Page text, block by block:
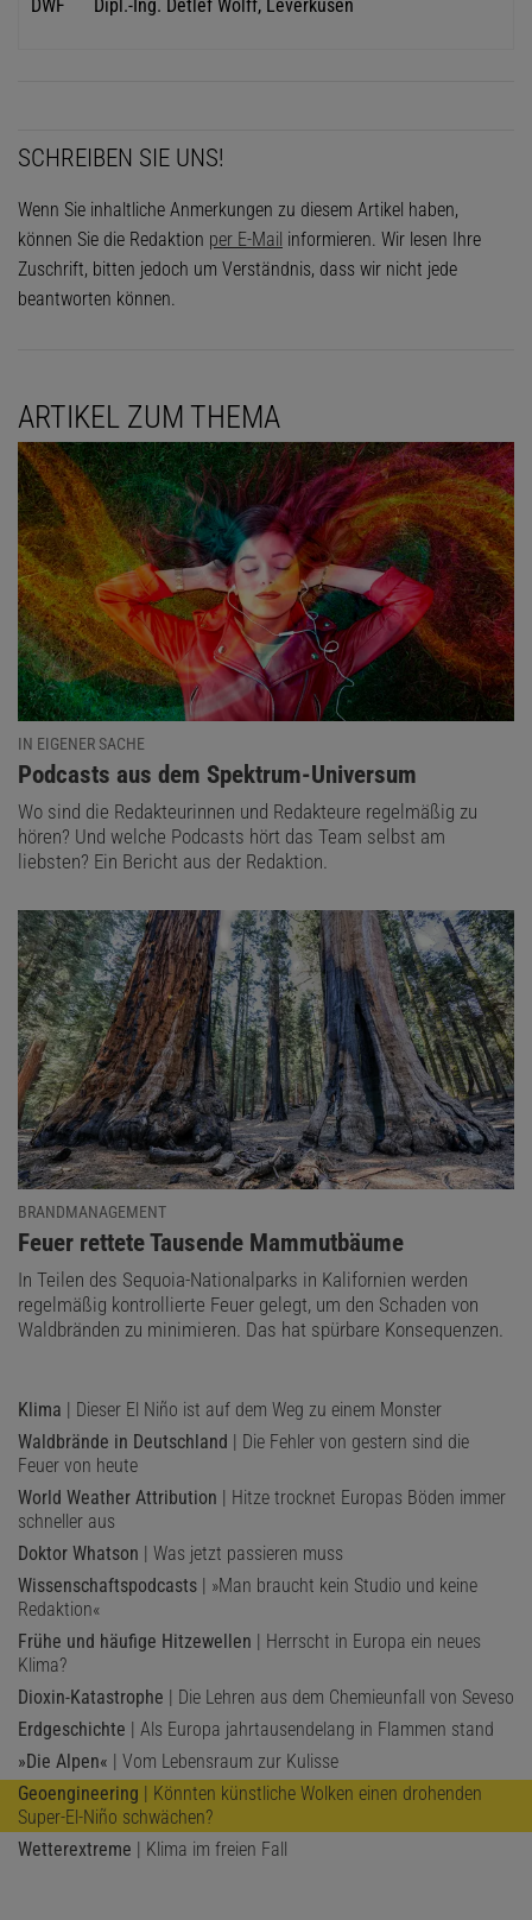
DWF Dipl.-Ing. Detlef Wolff, Leverkusen
SCHREIBEN SIE UNS!
Wenn Sie inhaltliche Anmerkungen zu diesem Artikel haben,
können Sie die Redaktion per E-Mail informieren. Wir lesen Ihre
Zuschrift, bitten jedoch um Verständnis, dass wir nicht jede
beantworten können.
ARTIKEL ZUM THEMA
IN EIGENER SACHE
:
Podcasts aus dem Spektrum-Universum
Wo sind die Redakteurinnen und Redakteure regelmäßig zu
hören? Und welche Podcasts hört das Team selbst am
liebsten? Ein Bericht aus der Redaktion.
BRANDMANAGEMENT
:
Feuer rettete Tausende Mammutbäume
In Teilen des Sequoia-Nationalparks in Kalifornien werden
regelmäßig kontrollierte Feuer gelegt, um den Schaden von
Waldbränden zu minimieren. Das hat spürbare Konsequenzen.
Klima | Dieser El Niño ist auf dem Weg zu einem Monster
Waldbrände in Deutschland | Die Fehler von gestern sind die
Feuer von heute
World Weather Attribution | Hitze trocknet Europas Böden immer
schneller aus
Doktor Whatson | Was jetzt passieren muss
Wissenschaftspodcasts | »Man braucht kein Studio und keine
Redaktion«
Frühe und häufige Hitzewellen | Herrscht in Europa ein neues
Klima?
Dioxin-Katastrophe | Die Lehren aus dem Chemieunfall von Seveso
Erdgeschichte | Als Europa jahrtausendelang in Flammen stand
»Die Alpen« | Vom Lebensraum zur Kulisse
Geoengineering | Könnten künstliche Wolken einen drohenden
Super-El-Niño schwächen?
Wetterextreme | Klima im freien Fall